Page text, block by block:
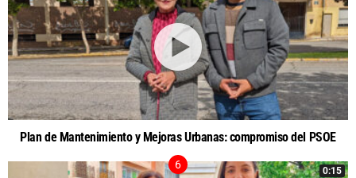
Plan de Mantenimiento y Mejoras Urbanas: compromiso del PSOE
0:15